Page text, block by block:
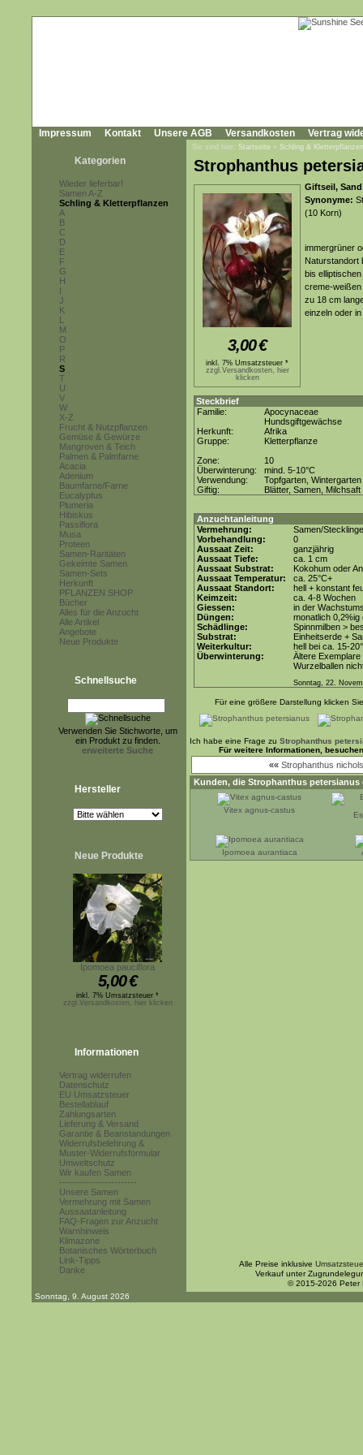
Impressum Kontakt Unsere AGB Versandkosten Vertrag
Kategorien
Wieder lieferbar!
Samen A-Z
Schling & Kletterpflanzen
A
B
C
D
E
F
G
H
I
J
K
L
M
O
P
R
S
T
U
V
W
X-Z
Frucht & Nutzpflanzen
Gemüse & Gewürze
Mangroven & Teich
Palmen & Palmfarne
Acacia
Adenium
Baumfarne/Farne
Eucalyptus
Plumeria
Hibiskus
Passiflora
Musa
Proteen
Samen-Raritäten
Gekeimte Samen
Samen-Sets
Herkunft
PFLANZEN SHOP
Bücher
Alles für die Anzucht
Alle Artikel
Angebote
Neue Produkte
Schnellsuche
Verwenden Sie Stichworte, um
ein Produkt zu finden.
erweiterte Suche
Hersteller
Neue Produkte
Ipomoea pauciflora
5,00€
inkl. 7% Umsatzsteuer *
zzgl.Versandkosten, hier klicken
Informationen
Vertrag widerrufen
Datenschutz
EU Umsatzsteuer
Bestellablauf
Zahlungsarten
Lieferung & Versand
Garantie & Beanstandungen
Widerrufsbelehrung &
Muster-Widerrufsformular
Umweltschutz
Wir kaufen Samen
------------------------
Unsere Samen
Vermehrung mit Samen
Aussaatanleitung
FAQ-Fragen zur Anzucht
Warnhinweis
Klimazone
Botanisches Wörterbuch
Link-Tipps
Danke
Sie sind hier: Startseite » Schling & Kletterpflanzen
Strophanthus
3,00€
inkl. 7% Umsatzsteuer *
zzgl.Versandkosten, hier
klicken
Giftseil,
Synonyme:
(10 Korn)
immergrüner
Naturstandort
bis
creme-weißen
zu 18 cm
einzeln oder
Steckbrief
Familie:
Apocynaceae
Hundsgiftgewächse
Herkunft:
Afrika
Gruppe:
Kletterpflanze
Zone:
10
Überwinterung:
mind. 5-10°C
Verwendung:
Topfgarten, Wintergarten
Giftig:
Blätter, Samen, Milchsaft
Anzuchtanleitung
Vermehrung:
Samen/Stecklinge
Vorbehandlung:
0
Aussaat Zeit:
ganzjährig
Aussaat Tiefe:
ca. 1 cm
Aussaat Substrat:
Kokohum oder
Aussaat Temperatur:
ca. 25°C+
Aussaat Standort:
hell + konstant
Keimzeit:
ca. 4-8 Wochen
Giessen:
in der
Düngen:
monatlich
Schädlinge:
Spinnmilben >
Substrat:
Einheitserde +
Weiterkultur:
hell bei ca. 15-
Überwinterung:
Ältere
Wurzelballen
Sonntag, 22.
Für eine größere Darstellung klicken
Ich habe eine Frage zu Strophanthus
Für weitere Informationen,
«« Strophanthus
Kunden, die Strophanthus petersianus
Vitex agnus-castus
Ipomoea aurantiaca
Alle Preise inklusive
Verkauf unter
© 2015-2026 Peter
Sonntag, 9. August 2026